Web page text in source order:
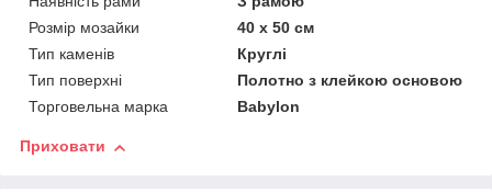
Розмір мозайки
40 х 50 см
Тип каменів
Круглі
Тип поверхні
Полотно з клейкою основою
Торговельна марка
Babylon
Приховати